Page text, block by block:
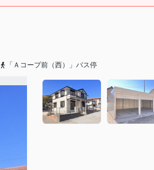
「Ａコープ前（西）」バス停